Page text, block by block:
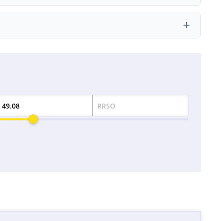
klientów.
Odsetek RRSO